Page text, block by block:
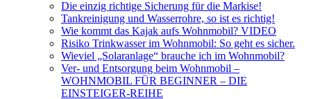
Die einzig richtige Sicherung für die Markise!
Tankreinigung und Wasserrohre, so ist es richtig!
Wie kommt das Kajak aufs Wohnmobil? VIDEO
Risiko Trinkwasser im Wohnmobil: So geht es sicher.
Wieviel „Solaranlage“ brauche ich im Wohnmobil?
Ver- und Entsorgung beim Wohnmobil –
WOHNMOBIL FÜR BEGINNER – DIE
EINSTEIGER-REIHE